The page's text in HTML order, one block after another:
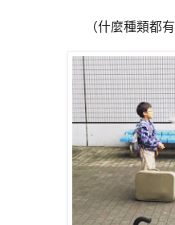
（什麼種類都